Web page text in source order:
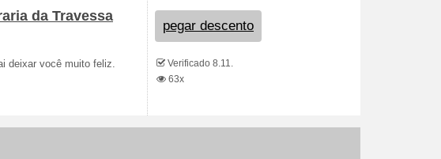
da Travessa
deixar você muito feliz.
pegar descento
Verificado 8.11.
63x